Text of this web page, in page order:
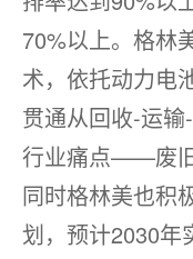
70%以上。格林
术，依托动力电
贯通从回收-运
行业痛点——废旧
同时格林美也积
划，预计2030年